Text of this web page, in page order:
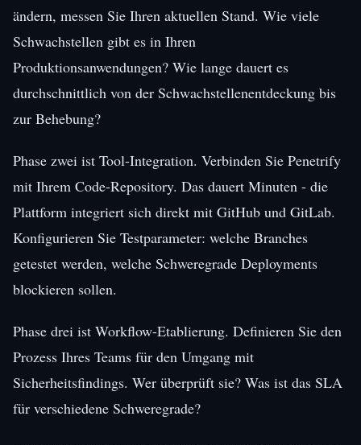
ändern, messen Sie Ihren aktuellen Stand. Wie viele
Schwachstellen gibt es in Ihren
Produktionsanwendungen? Wie lange dauert es
durchschnittlich von der Schwachstellenentdeckung bis
zur Behebung?
Phase zwei ist Tool-Integration. Verbinden Sie Penetrify
mit Ihrem Code-Repository. Das dauert Minuten - die
Plattform integriert sich direkt mit GitHub und GitLab.
Konfigurieren Sie Testparameter: welche Branches
getestet werden, welche Schweregrade Deployments
blockieren sollen.
Phase drei ist Workflow-Etablierung. Definieren Sie den
Prozess Ihres Teams für den Umgang mit
Sicherheitsfindings. Wer überprüft sie? Was ist das SLA
für verschiedene Schweregrade?